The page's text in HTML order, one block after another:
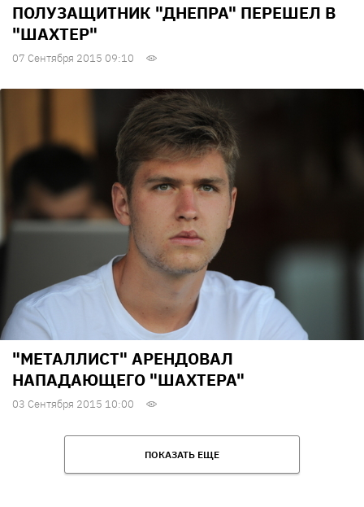
ПОЛУЗАЩИТНИК "ДНЕПРА" ПЕРЕШЕЛ В
"ШАХТЕР"
07 Сентября 2015 09:10
"МЕТАЛЛИСТ" АРЕНДОВАЛ
НАПАДАЮЩЕГО "ШАХТЕРА"
03 Сентября 2015 10:00
ПОКАЗАТЬ ЕЩЕ